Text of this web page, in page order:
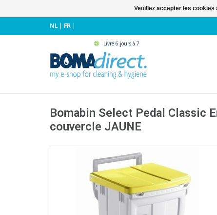
NL| FR |
Livré 6 jours à 7
Bomabin Select Pedal Classic
couvercle JAUNE
Veuillez accepter les